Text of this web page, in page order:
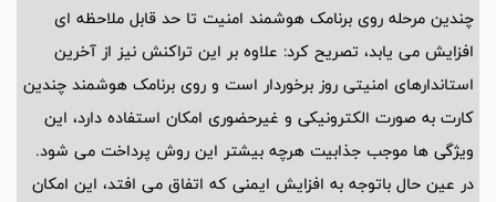
چندین مرحله روی برنامک هوشمند امنیت تا حد قابل ملاحظه ای
افزایش می یابد، ‌تصریح کرد: علاوه بر این تراکنش نیز از آخرین
استاندارهای امنیتی روز برخوردار است و روی برنامک هوشمند چندین
کارت به صورت الکترونیکی و غیرحضوری امکان استفاده دارد، این
ویژگی ها موجب جذابیت هرچه بیشتر این روش پرداخت می شود.
در عین حال باتوجه به افزایش ایمنی که اتفاق می افتد، این امکان